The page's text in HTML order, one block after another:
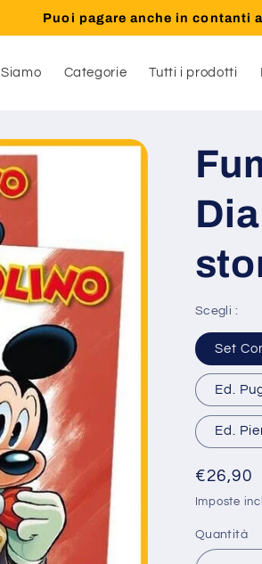
Puoi pagare anche in contanti
Categorie Tutti i prodotti
Scegli :
Set
Ed.
Ed.
Prezzo
di
€26,90
Imposte
Quantità